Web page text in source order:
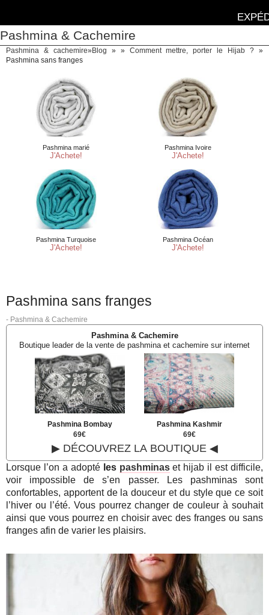
Pashmina & Cachemire
Pashmina & cachemire»Blog » » Comment mettre, porter le Hijab ? »
Pashmina sans franges
Pashmina sans franges
- Pashmina & Cachemire
Pashmina & Cachemire
Boutique leader de la vente de pashmina et cachemire sur internet
Pashmina Bombay
69€
Pashmina Kashmir
69€
▶ DÉCOUVREZ LA BOUTIQUE ◀
Lorsque l’on a adopté les pashminaset hijab il est difficile,
voir impossible de s’en passer. Les pashminas sont
confortables, apportent de la douceur et du style que ce soit
l’hiver ou l’été. Vous pourrez changer de couleur à souhait
ainsi que vous pourrez en choisir avec des franges ou sans
franges afin de varier les plaisirs.